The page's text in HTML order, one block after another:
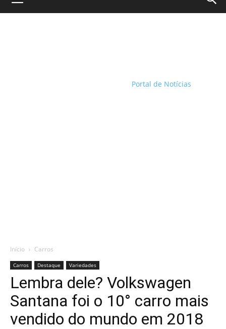
Portal de Notícias
Início Carros
Carros Destaque Variedades
Lembra dele? Volkswagen
Santana foi o 10° carro mais
vendido do mundo em 2018